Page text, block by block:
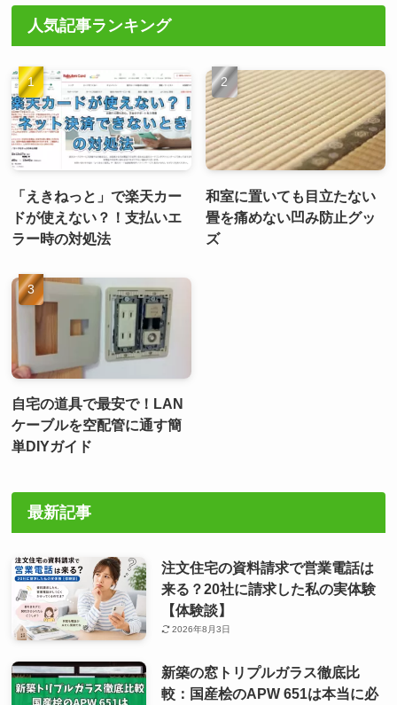
人気記事ランキング
「えきねっと」で楽天カー
ドが使えない？！支払いエ
ラー時の対処法
和室に置いても目立たない
畳を痛めない凹み防止グッ
ズ
自宅の道具で最安で！LAN
ケーブルを空配管に通す簡
単DIYガイド
最新記事
注文住宅の資料請求で営業電話は
来る？20社に請求した私の実体験
【体験談】
2026年8月3日
新築の窓トリプルガラス徹底比
較：国産桧のAPW 651は本当に必